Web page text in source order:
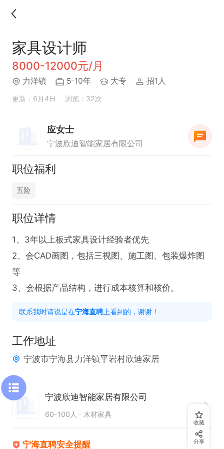
家具设计师
8000-12000元/月
力洋镇 5-10年 大专 招1人
更新：6月4日 浏览：32次
应女士
宁波欣迪智能家居有限公司
职位福利
五险
职位详情
1、3年以上板式家具设计经验者优先
2、会CAD画图，包括三视图、施工图、包装爆炸图
等
3、会根据产品结构，进行成本核算和核价。
联系我时请说是在宁海直聘 上看到的，谢谢！
工作地址
宁波市宁海县力洋镇平岩村欣迪家居
宁波欣迪智能家居有限公司
60-100人 木材家具
宁海直聘安全提醒
收藏
分享